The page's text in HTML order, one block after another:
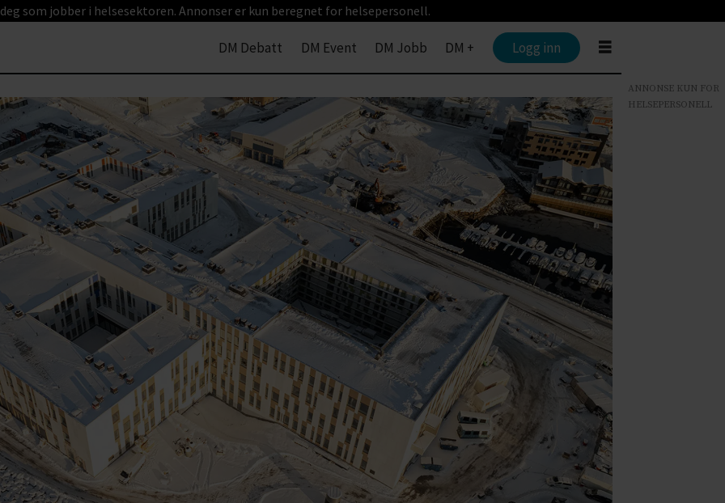
som jobber i helsesektoren. Annonser er kun beregnet for helsepersonell.
DM Debatt DM Event DM Jobb DM + Logg inn
ANNONSE KUN FOR
HELSEPERSONELL